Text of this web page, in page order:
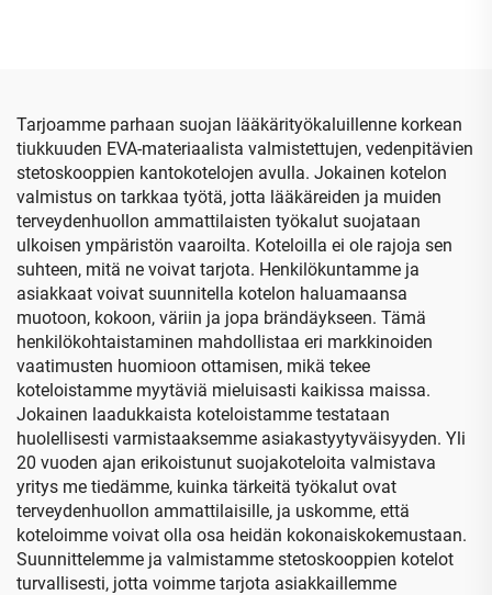
Tarjoamme parhaan suojan lääkärityökaluillenne korkean
tiukkuuden EVA-materiaalista valmistettujen, vedenpitävien
stetoskooppien kantokotelojen avulla. Jokainen kotelon
valmistus on tarkkaa työtä, jotta lääkäreiden ja muiden
terveydenhuollon ammattilaisten työkalut suojataan
ulkoisen ympäristön vaaroilta. Koteloilla ei ole rajoja sen
suhteen, mitä ne voivat tarjota. Henkilökuntamme ja
asiakkaat voivat suunnitella kotelon haluamaansa
muotoon, kokoon, väriin ja jopa brändäykseen. Tämä
henkilökohtaistaminen mahdollistaa eri markkinoiden
vaatimusten huomioon ottamisen, mikä tekee
koteloistamme myytäviä mieluisasti kaikissa maissa.
Jokainen laadukkaista koteloistamme testataan
huolellisesti varmistaaksemme asiakastyytyväisyyden. Yli
20 vuoden ajan erikoistunut suojakoteloita valmistava
yritys me tiedämme, kuinka tärkeitä työkalut ovat
terveydenhuollon ammattilaisille, ja uskomme, että
koteloimme voivat olla osa heidän kokonaiskokemustaan.
Suunnittelemme ja valmistamme stetoskooppien kotelot
turvallisesti, jotta voimme tarjota asiakkaillemme